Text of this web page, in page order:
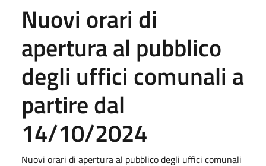
Nuovi orari di
apertura al pubblico
degli uffici comunali a
partire dal
14/10/2024
Nuovi orari di apertura al pubblico degli uffici comunali